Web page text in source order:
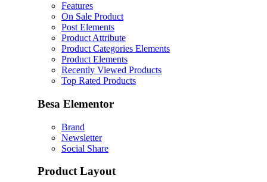
Features
On Sale Product
Post Elements
Product Attribute
Product Categories Elements
Product Elements
Recently Viewed Products
Top Rated Products
Besa Elementor
Brand
Newsletter
Social Share
Product Layout